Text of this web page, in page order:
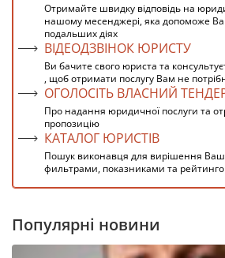
Отримайте швидку відповідь на
нашому месенджері, яка допоможе
подальших діях
ВІДЕОДЗВІНОК ЮРИСТУ
Ви бачите свого юриста та
, щоб отримати послугу Вам не
ОГОЛОСІТЬ ВЛАСНИЙ
Про надання юридичної послуги та
пропозицію
КАТАЛОГ ЮРИСТІВ
Пошук виконавця для вирішення
фильтрами, показниками та
Популярні новини